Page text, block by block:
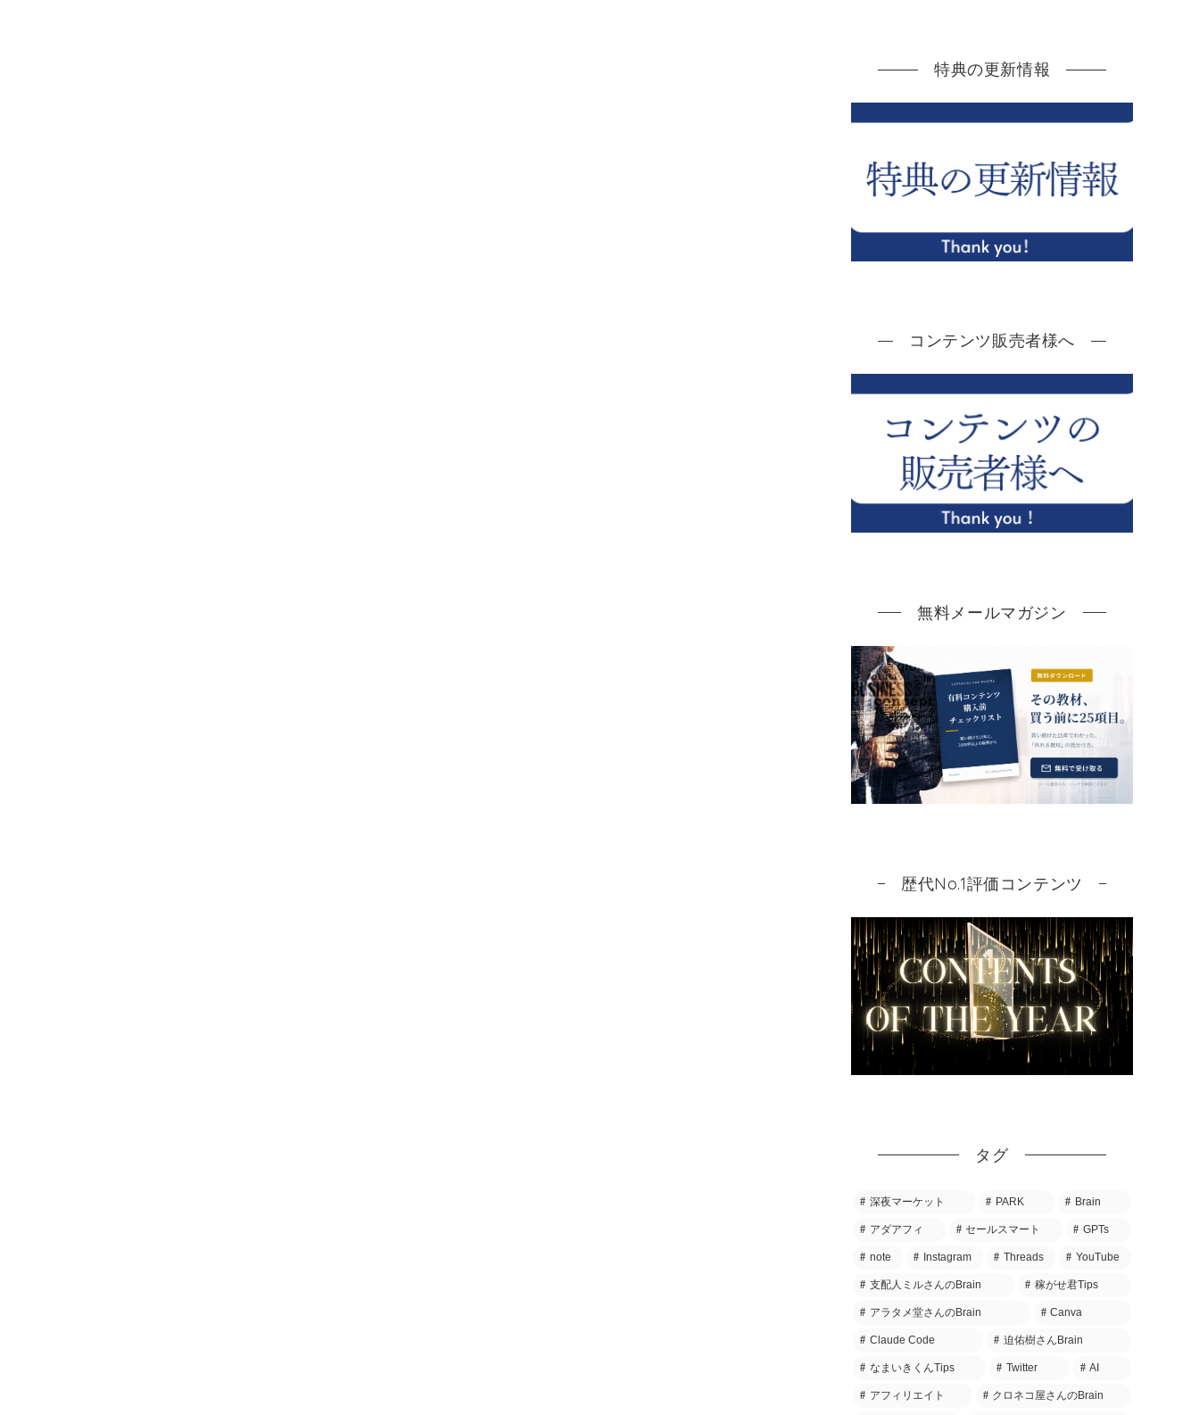
特典の更新情報
コンテンツ販売者様へ
無料メールマガジン
歴代No.1評価コンテンツ
タグ
深夜マーケット PARK Brain
アダアフィ セールスマート GPTs
note Instagram Threads YouTube
支配人ミルさんのBrain 稼がせ君Tips
アラタメ堂さんのBrain Canva
Claude Code 迫佑樹さんBrain
なまいきくんTips Twitter AI
アフィリエイト クロネコ屋さんのBrain